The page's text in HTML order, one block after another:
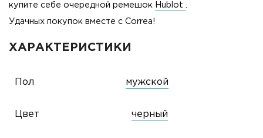
купите себе очередной ремешок Hublot
Удачных покупок вместе с Correa!
ХАРАКТЕРИСТИКИ
Пол мужской
Цвет черный